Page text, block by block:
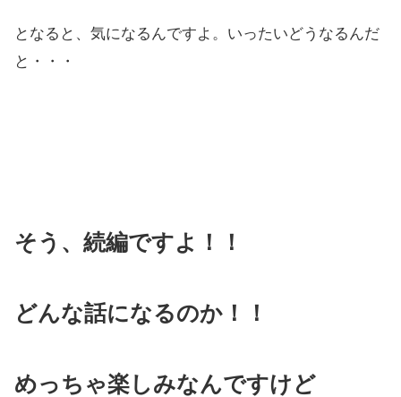
となると、気になるんですよ。いったいどうなるんだ
と・・・
そう、続編ですよ！！
どんな話になるのか！！
めっちゃ楽しみなんですけど